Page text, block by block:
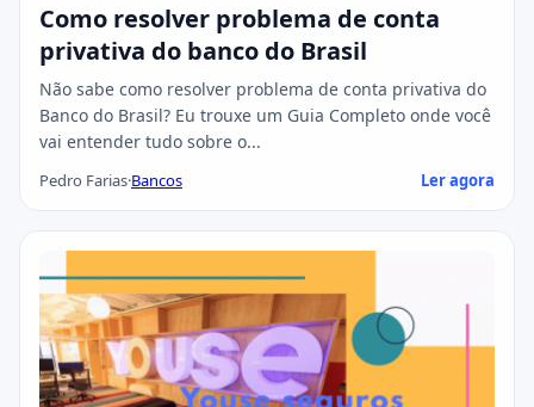
Como resolver problema de conta
privativa do banco do Brasil
Não sabe como resolver problema de conta privativa do
Banco do Brasil? Eu trouxe um Guia Completo onde você
vai entender tudo sobre o...
Pedro Farias·Bancos Ler agora